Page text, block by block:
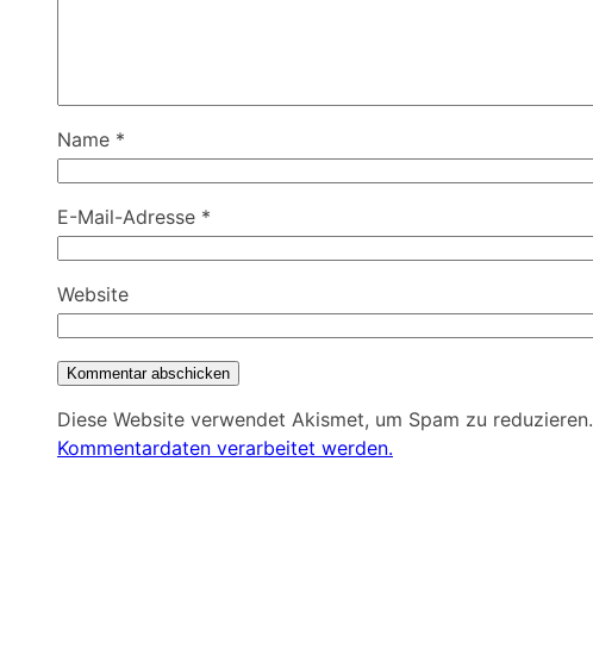
Name *
E-Mail-Adresse *
Website
Diese Website verwendet Akismet, um Spam zu reduzieren.
Kommentardaten verarbeitet werden.